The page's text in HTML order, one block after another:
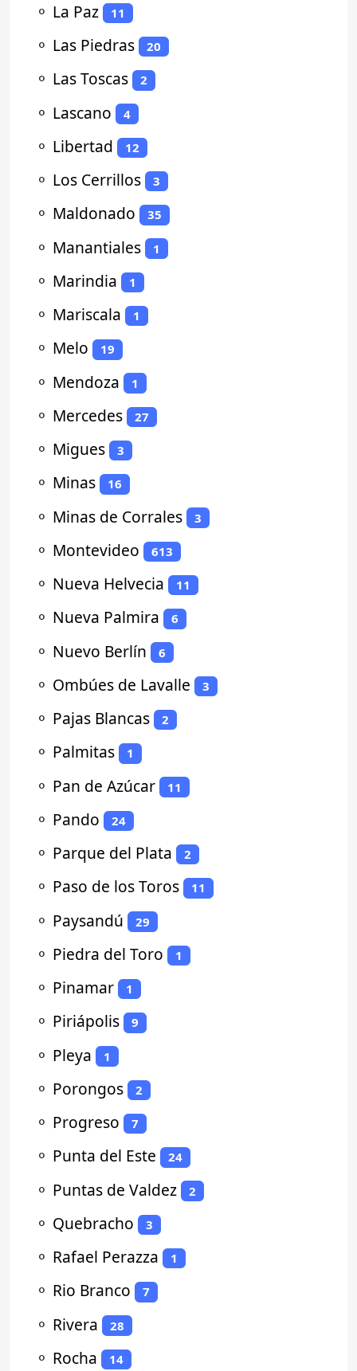
⚬ La Paz 11
⚬ Las Piedras 20
⚬ Las Toscas 2
⚬ Lascano 4
⚬ Libertad 12
⚬ Los Cerrillos 3
⚬ Maldonado 35
⚬ Manantiales 1
⚬ Marindia 1
⚬ Mariscala 1
⚬ Melo 19
⚬ Mendoza 1
⚬ Mercedes 27
⚬ Migues 3
⚬ Minas 16
⚬ Minas de Corrales 3
⚬ Montevideo 613
⚬ Nueva Helvecia 11
⚬ Nueva Palmira 6
⚬ Nuevo Berlín 6
⚬ Ombúes de Lavalle 3
⚬ Pajas Blancas 2
⚬ Palmitas 1
⚬ Pan de Azúcar 11
⚬ Pando 24
⚬ Parque del Plata 2
⚬ Paso de los Toros 11
⚬ Paysandú 29
⚬ Piedra del Toro 1
⚬ Pinamar 1
⚬ Piriápolis 9
⚬ Pleya 1
⚬ Porongos 2
⚬ Progreso 7
⚬ Punta del Este 24
⚬ Puntas de Valdez 2
⚬ Quebracho 3
⚬ Rafael Perazza 1
⚬ Rio Branco 7
⚬ Rivera 28
⚬ Rocha 14